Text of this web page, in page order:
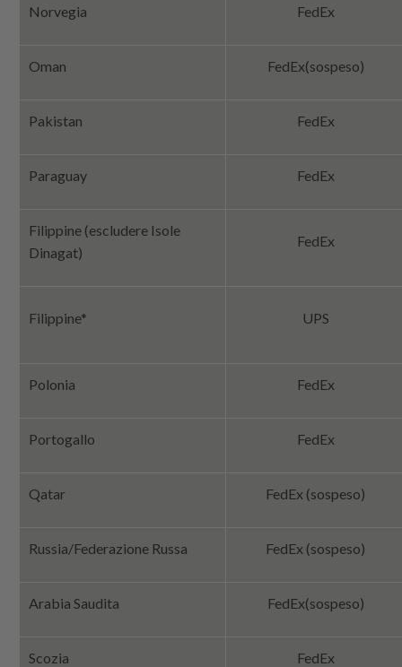
Norvegia FedEx
Oman FedEx(sospeso)
Pakistan FedEx
Paraguay FedEx
Filippine (escludere Isole
Dinagat)
FedEx
Filippine* UPS
Polonia FedEx
Portogallo FedEx
Qatar FedEx (sospeso)
Russia/Federazione Russa FedEx (sospeso)
Arabia Saudita FedEx(sospeso)
Scozia FedEx